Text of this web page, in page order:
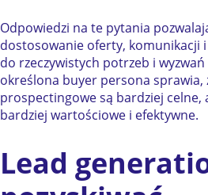
Odpowiedzi na te pytania
dostosowanie oferty, komunikacji
do rzeczywistych potrzeb i
określona buyer persona sprawia,
prospectingowe są bardziej celne,
bardziej wartościowe i efektywne.
Lead